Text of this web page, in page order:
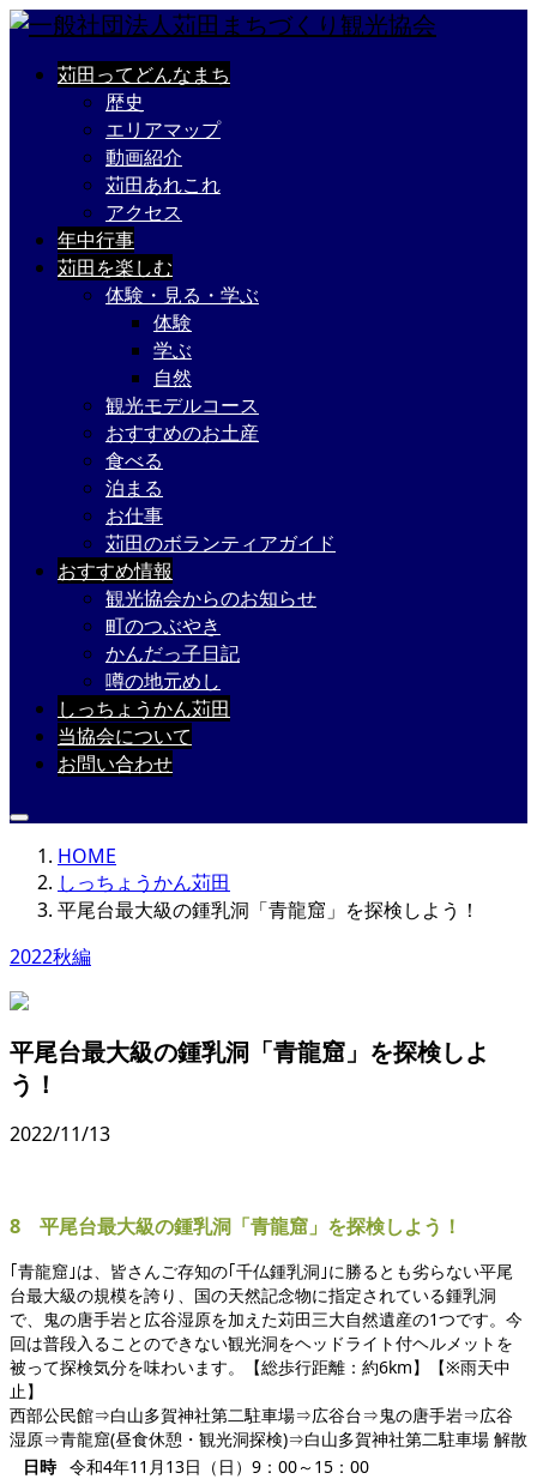
苅田ってどんなまち
歴史
エリアマップ
動画紹介
苅田あれこれ
アクセス
年中行事
苅田を楽しむ
体験・見る・学ぶ
体験
学ぶ
自然
観光モデルコース
おすすめのお土産
食べる
泊まる
お仕事
苅田のボランティアガイド
おすすめ情報
観光協会からのお知らせ
町のつぶやき
かんだっ子日記
噂の地元めし
しっちょうかん苅田
当協会について
お問い合わせ
HOME
しっちょうかん苅田
平尾台最大級の鍾乳洞「青龍窟」を探検しよう！
2022秋編
平尾台最大級の鍾乳洞「青龍窟」を探検しよ
う！
2022/11/13
8 平尾台最大級の鍾乳洞「青龍窟」を探検しよう！
｢青龍窟｣は、皆さんご存知の｢千仏鍾乳洞｣に勝るとも劣らない平尾
台最大級の規模を誇り、国の天然記念物に指定されている鍾乳洞
で、鬼の唐手岩と広谷湿原を加えた苅田三大自然遺産の1つです。今
回は普段入ることのできない観光洞をヘッドライト付ヘルメットを
被って探検気分を味わいます。【総歩行距離：約6km】【※雨天中
止】
西部公民館⇒白山多賀神社第二駐車場⇒広谷台⇒鬼の唐手岩⇒広谷
湿原⇒青龍窟(昼食休憩・観光洞探検)⇒白山多賀神社第二駐車場 解散
日時
令和4年11月13日（日）9：00～15：00